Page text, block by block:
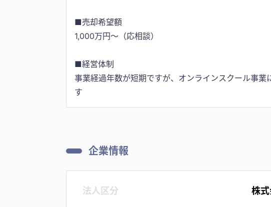
■売却希望額
1,000万円〜（応相談）
■経営体制
事業経過年数が短期ですが、オンラインスクール事
企業情報
法人区分 株